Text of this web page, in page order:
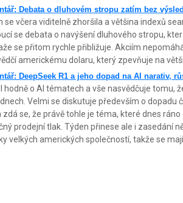
Debata o dluhovém stropu zatím bez
se včera viditelně zhoršila a většina indexů
se debata o navýšení dluhového stropu,
se přitom rychle přibližuje. Akciím
americkému dolaru, který zpevňuje na
DeepSeek R1 a jeho dopad na AI narativ,
hodně o AI tématech a vše nasvědčuje tomu,
Velmi se diskutuje především o dopadu
zdá se, že právě tohle je téma, které dnes
prodejní tlak. Týden přinese ale i zasedání
velkých amerických společností, takže se